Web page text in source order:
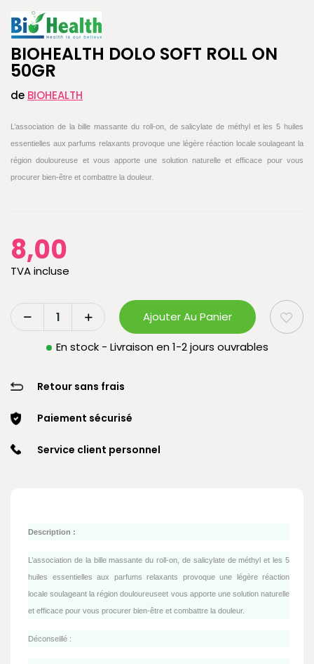
BIOHEALTH DOLO SOFT ROLL ON
50GR
de BIOHEALTH
L’association de la bille massante du roll-on, de salicylate de méthyl et les 5 huiles
essentielles aux parfums relaxants provoque une légère réaction locale soulageant la
région douloureuse et vous apporte une solution naturelle et efficace pour vous
procurer bien-être et combattre la douleur.
8,00
TVA incluse
Ajouter Au Panier
En stock - Livraison en 1-2 jours ouvrables
Retour sans frais
Paiement sécurisé
Service client personnel
Description :
L’association de la bille massante du roll-on, de salicylate de méthyl et les 5
huiles essentielles aux parfums relaxants provoque une légère réaction
locale soulageant la région douloureuseet vous apporte une solution naturelle
et efficace pour vous procurer bien-être et combattre la douleur.
Déconseillé :